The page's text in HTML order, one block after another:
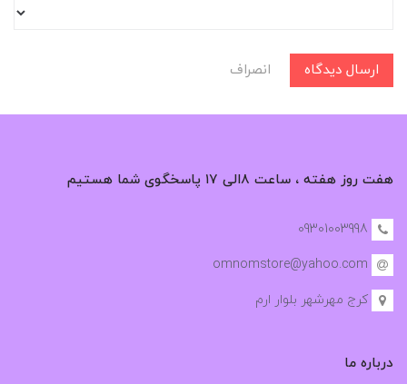
ارسال دیدگاه انصراف
هفت روز هفته ، ساعت ۸الی ۱۷ پاسخگوی شما هستیم
09301003998
omnomstore@yahoo.com
کرج مهرشهر بلوار ارم
درباره ما